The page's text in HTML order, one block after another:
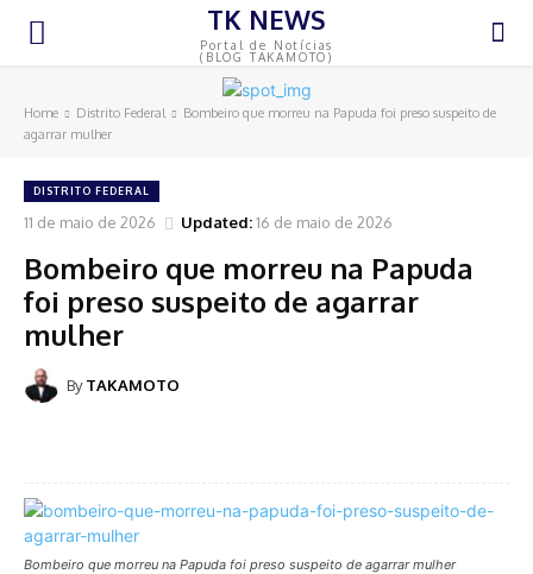
TK NEWS
Portal de Notícias
(BLOG TAKAMOTO)
Home Distrito Federal
Bombeiro que morreu na Papuda foi preso suspeito de
agarrar mulher
DISTRITO FEDERAL
11 de maio de 2026 Updated:16 de maio de 2026
Bombeiro que morreu na Papuda
foi preso suspeito de agarrar
mulher
By TAKAMOTO
Bombeiro que morreu na Papuda foi preso suspeito de agarrar mulher